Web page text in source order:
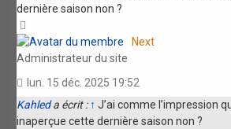
dernière saison non ?
Next
Administrateur du site
lun. 15 déc. 2025 19:52
Kahleda écrit : ↑ J’ai comme l’impression
inaperçue cette dernière saison non ?